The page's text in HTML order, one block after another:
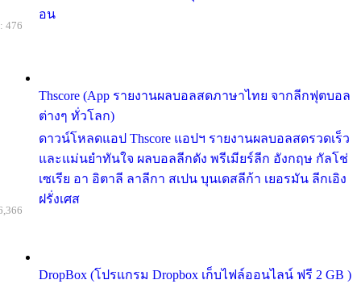
อน
Thscore (App รายงานผลบอลสดภาษาไทย จากลีกฟุตบอล
ต่างๆ ทั่วโลก)
ดาวน์โหลดแอป Thscore แอปฯ รายงานผลบอลสดรวดเร็ว
และแม่นยำทันใจ ผลบอลลีกดัง พรีเมียร์ลีก อังกฤษ กัลโช่
เซเรีย อา อิตาลี ลาลีกา สเปน บุนเดสลีก้า เยอรมัน ลีกเอิง
ฝรั่งเศส
476
DropBox (โปรแกรม Dropbox เก็บไฟล์ออนไลน์ ฟรี 2 GB )